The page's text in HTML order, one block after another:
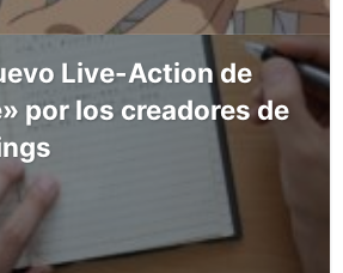
Live-Action de
por los creadores de